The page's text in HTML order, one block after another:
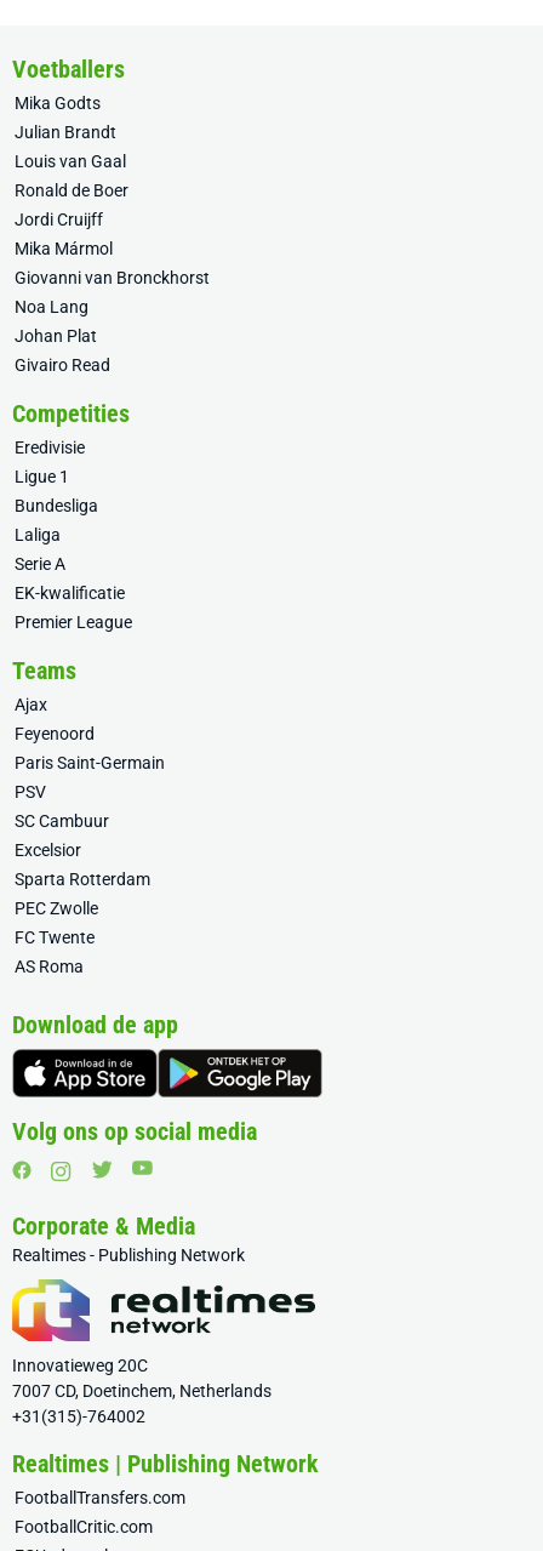
Voetballers
Mika Godts
Julian Brandt
Louis van Gaal
Ronald de Boer
Jordi Cruijff
Mika Mármol
Giovanni van Bronckhorst
Noa Lang
Johan Plat
Givairo Read
Competities
Eredivisie
Ligue 1
Bundesliga
Laliga
Serie A
EK-kwalificatie
Premier League
Teams
Ajax
Feyenoord
Paris Saint-Germain
PSV
SC Cambuur
Excelsior
Sparta Rotterdam
PEC Zwolle
FC Twente
AS Roma
Download de app
Volg ons op social media
Corporate & Media
Realtimes - Publishing Network
Innovatieweg 20C
7007 CD, Doetinchem, Netherlands
+31(315)-764002
Realtimes | Publishing Network
FootballTransfers.com
FootballCritic.com